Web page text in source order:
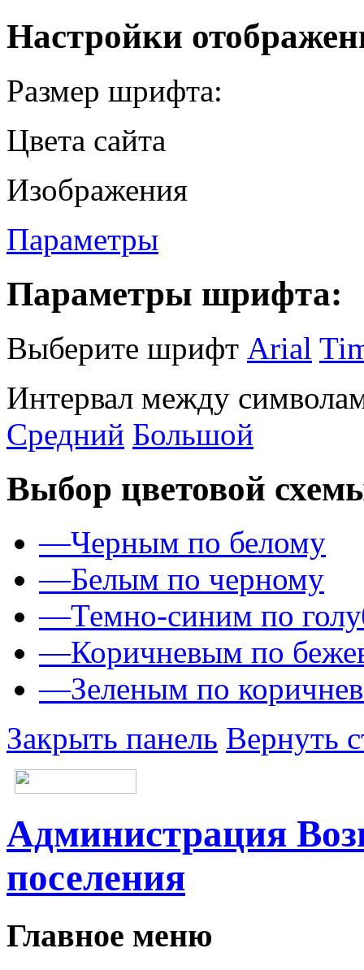
Настройки
Размер шрифта:
Цвета сайта
Изображения
Параметры
Параметры шрифта:
Выберите шрифт Arial
Интервал между
Средний Большой
Выбор цветовой
—Черным по белому
—Белым по черному
—Темно-синим по
—Коричневым по
—Зеленым по
Закрыть панель Вернуть
Администрация
поселения
Главное меню